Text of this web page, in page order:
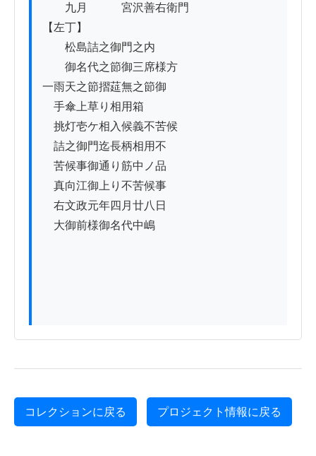
九月　　　宮沢善右衛門
【左丁】
松島詰之御門之内
御名代之節御三席様方
一雨天之節摺莚無之節御
手傘上草り相用箱
挑灯壱ケ相入候義不苦候
詰之御門迄長柄相用不
苦候事御通り筋中ノ品ゟ
真向江御上り不苦候事
右文政元年四月廿八日
大御前様御名代中嶋
コレクションに戻る プロジェクト情報に戻る